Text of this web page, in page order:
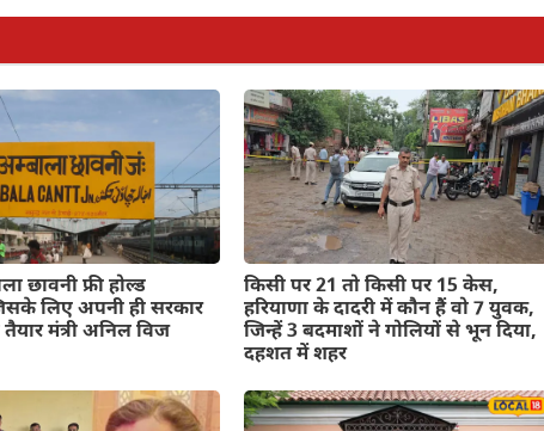
छावनी फ्री होल्ड
लिए अपनी ही सरकार
मंत्री अनिल विज
किसी पर 21 तो किसी पर 15 केस,
हरियाणा के दादरी में कौन हैं वो 7 युवक,
जिन्हें 3 बदमाशों ने गोलियों से भून दिया,
दहशत में शहर